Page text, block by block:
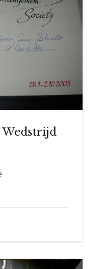
Wedstrijd